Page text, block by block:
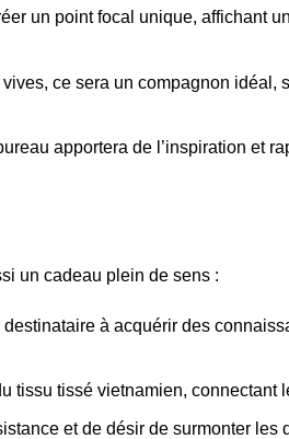
un point focal unique, affichant
ce sera un compagnon idéal,
apportera de l’inspiration et
un cadeau plein de sens :
à acquérir des
tissu tissé vietnamien, connectant
et de désir de surmonter les